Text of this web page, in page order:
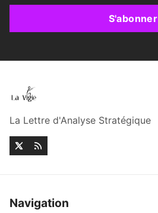
S'abonner
La Lettre d'Analyse Stratégique
Navigation